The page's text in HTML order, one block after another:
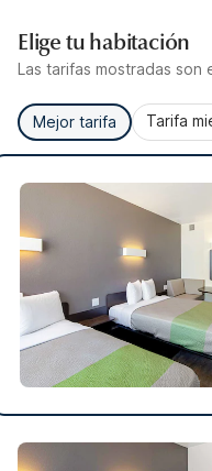
Elige tu habitación
Las tarifas mostradas
Mejor tarifa Tarifa